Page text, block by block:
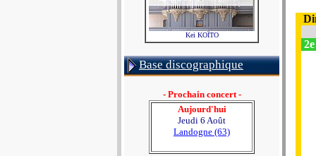
Kei KOÏTO
Base discographique
- Prochain concert -
Aujourd'hui
Jeudi 6 Août
Landogne (63)